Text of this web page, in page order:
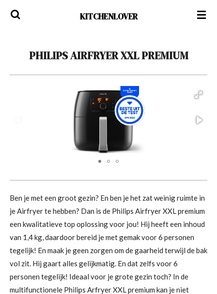
Ga
KITCHENLOVER
PHILIPS AIRFRYER XXL PREMIUM
Ben je met een groot gezin? En ben je het zat weinig ruimte in
je Airfryer te hebben? Dan is de Philips Airfryer XXL premium
een kwalitatieve top oplossing voor jou! Hij heeft een inhoud
van 1,4 kg, daardoor bereid je met gemak voor 6 personen
tegelijk! En maak je geen zorgen om de gaarheid terwijl de bak
vol zit. Hij gaart alles gelijkmatig. En dat zelfs voor 6
personen tegelijk! Ideaal voor je grote gezin toch? In de
multifunctionele Philips Arfryer XXL premium kan je niet